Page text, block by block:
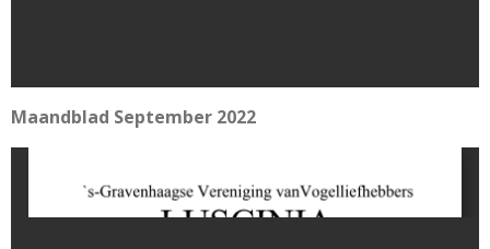
Maandblad September 2022